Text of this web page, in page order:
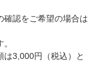
認をご希望の場合は
は3,000円（税込）と